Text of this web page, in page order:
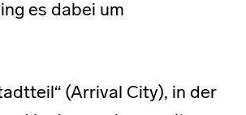
es dabei um
(Arrival City), in der